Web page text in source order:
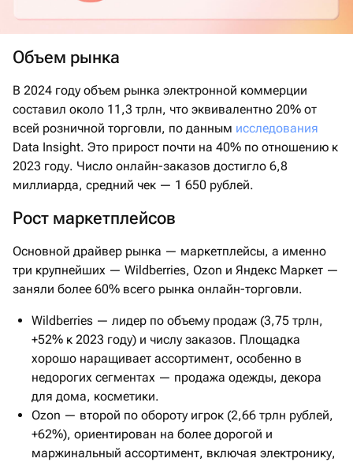
Объем рынка
В 2024 году объем рынка электронной коммерции
составил около 11,3 трлн, что эквивалентно 20% от
всей розничной торговли, по данным исследования
Data Insight. Это прирост почти на 40% по отношению к
2023 году. Число онлайн-заказов достигло 6,8
миллиарда, средний чек — 1 650 рублей.
Рост маркетплейсов
Основной драйвер рынка — маркетплейсы, а именно
три крупнейших — Wildberries, Ozon и Яндекс Маркет —
заняли более 60% всего рынка онлайн-торговли.
Wildberries — лидер по объему продаж (3,75 трлн,
+52% к 2023 году) и числу заказов. Площадка
хорошо наращивает ассортимент, особенно в
недорогих сегментах — продажа одежды, декора
для дома, косметики.
Ozon — второй по обороту игрок (2,66 трлн рублей,
+62%), ориентирован на более дорогой и
маржинальный ассортимент, включая электронику,